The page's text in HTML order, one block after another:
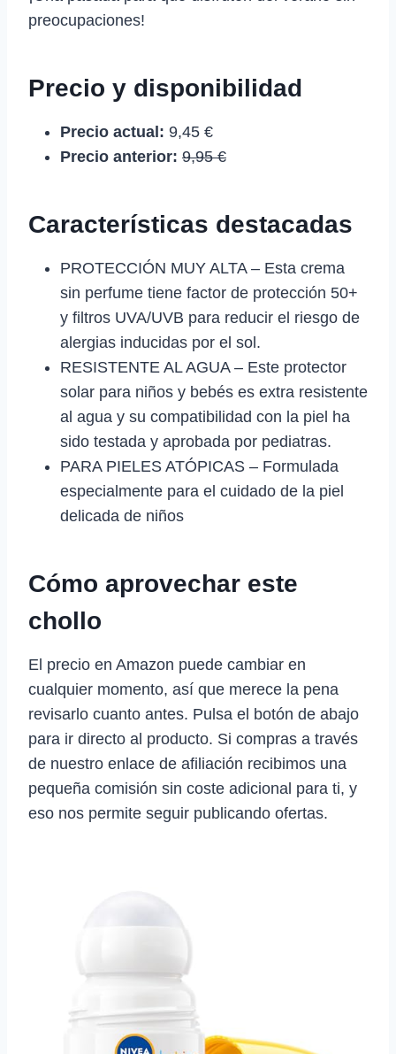
preocupaciones!
Precio y disponibilidad
Precio actual: 9,45 €
Precio anterior: 9,95 €
Características destacadas
PROTECCIÓN MUY ALTA – Esta crema
sin perfume tiene factor de protección 50+
y filtros UVA/UVB para reducir el riesgo de
alergias inducidas por el sol.
RESISTENTE AL AGUA – Este protector
solar para niños y bebés es extra resistente
al agua y su compatibilidad con la piel ha
sido testada y aprobada por pediatras.
PARA PIELES ATÓPICAS – Formulada
especialmente para el cuidado de la piel
delicada de niños
Cómo aprovechar este
chollo
El precio en Amazon puede cambiar en
cualquier momento, así que merece la pena
revisarlo cuanto antes. Pulsa el botón de abajo
para ir directo al producto. Si compras a través
de nuestro enlace de afiliación recibimos una
pequeña comisión sin coste adicional para ti, y
eso nos permite seguir publicando ofertas.